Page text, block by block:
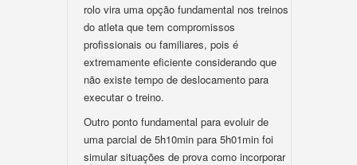
rolo vira uma opção fundamental nos treinos
do atleta que tem compromissos
profissionais ou familiares, pois é
extremamente eficiente considerando que
não existe tempo de deslocamento para
executar o treino.
Outro ponto fundamental para evoluir de
uma parcial de 5h10min para 5h01min foi
simular situações de prova como incorporar